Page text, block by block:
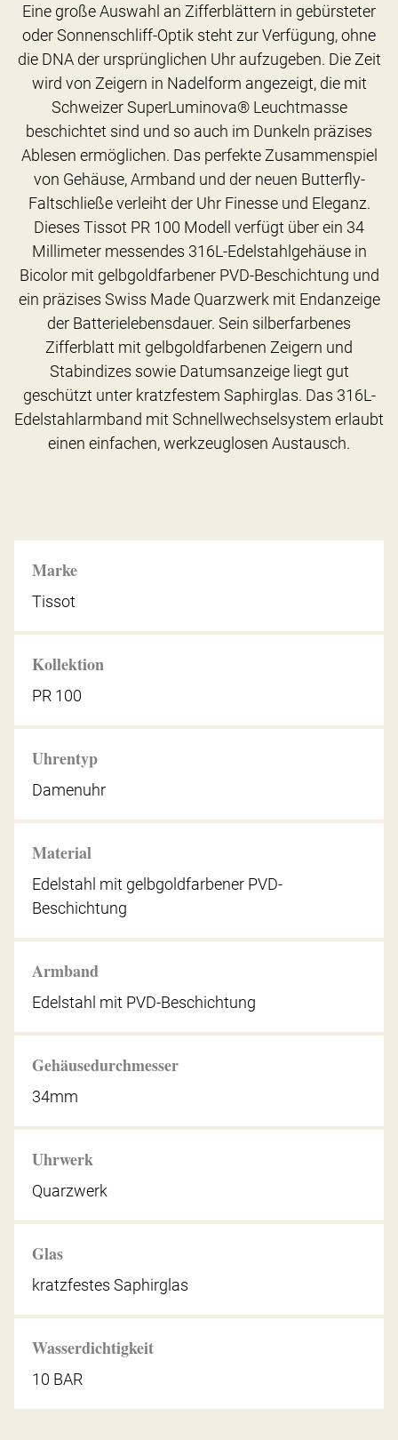
Marke
Tissot
Kollektion
PR 100
Uhrentyp
Damenuhr
Material
Edelstahl mit gelbgoldfarbener PVD-
Beschichtung
Armband
Edelstahl mit PVD-Beschichtung
Gehäusedurchmesser
34mm
Uhrwerk
Quarzwerk
Glas
kratzfestes Saphirglas
Wasserdichtigkeit
10 BAR
Eine große Auswahl an Zifferblättern in gebürsteter
oder Sonnenschliff-Optik steht zur Verfügung, ohne
die DNA der ursprünglichen Uhr aufzugeben. Die Zeit
wird von Zeigern in Nadelform angezeigt, die mit
Schweizer SuperLuminova® Leuchtmasse
beschichtet sind und so auch im Dunkeln präzises
Ablesen ermöglichen. Das perfekte Zusammenspiel
von Gehäuse, Armband und der neuen Butterfly-
Faltschließe verleiht der Uhr Finesse und Eleganz.
Dieses Tissot PR 100 Modell verfügt über ein 34
Millimeter messendes 316L-Edelstahlgehäuse in
Bicolor mit gelbgoldfarbener PVD-Beschichtung und
ein präzises Swiss Made Quarzwerk mit Endanzeige
der Batterielebensdauer. Sein silberfarbenes
Zifferblatt mit gelbgoldfarbenen Zeigern und
Stabindizes sowie Datumsanzeige liegt gut
geschützt unter kratzfestem Saphirglas. Das 316L-
Edelstahlarmband mit Schnellwechselsystem erlaubt
einen einfachen, werkzeuglosen Austausch.